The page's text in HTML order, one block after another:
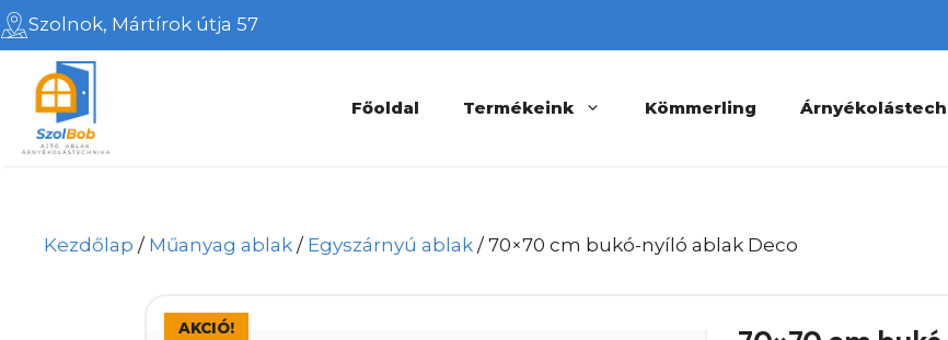
Kilépés
a
tartalomba
Szolnok, Mártírok útja 57
Főoldal Termékeink Kömmerling
Kezdőlap / Műanyag ablak / Egyszárnyú ablak / 70×70 cm bukó-nyíló ablak Deco
AKCIÓ!